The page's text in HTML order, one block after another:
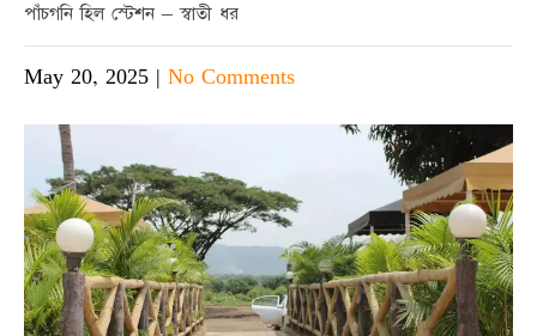
পাঁচগনি হিল স্টেশন – স্বাতী ধর
May 20, 2025 | No Comments